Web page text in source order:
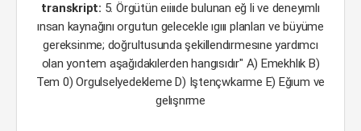
transkript: 5. Örgütün eıiııde bulunan eğ li ve deneyımlı
ınsan kaynağını orgutun gelecekle ıgııı planları ve büyüme
gereksinme; doğrultusunda şekillendırmesıne yardımcı
olan yontem aşağıdakılerden hangısıdır" A) Emekhlık B)
Tem 0) Orgulselyedekleme D) Iştençwkarme E) Eğıum ve
gelışnrme